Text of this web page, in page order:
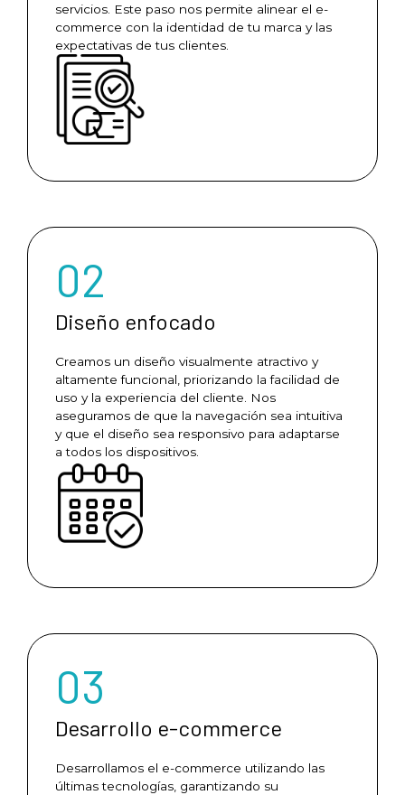
servicios. Este paso nos permite alinear el e-
commerce con la identidad de tu marca y las
expectativas de tus clientes.
02
Diseño enfocado
Creamos un diseño visualmente atractivo y
altamente funcional, priorizando la facilidad de
uso y la experiencia del cliente. Nos
aseguramos de que la navegación sea intuitiva
y que el diseño sea responsivo para adaptarse
a todos los dispositivos.
03
Desarrollo e-commerce
Desarrollamos el e-commerce utilizando las
últimas tecnologías, garantizando su